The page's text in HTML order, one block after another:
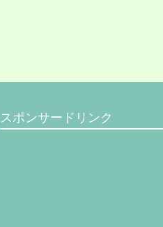
スポンサードリンク